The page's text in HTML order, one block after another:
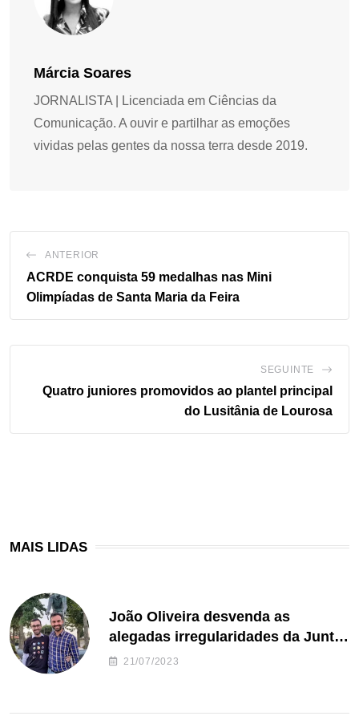
Márcia Soares
JORNALISTA | Licenciada em Ciências da
Comunicação. A ouvir e partilhar as emoções
vividas pelas gentes da nossa terra desde 2019.
ANTERIOR
ACRDE conquista 59 medalhas nas Mini
Olimpíadas de Santa Maria da Feira
SEGUINTE
Quatro juniores promovidos ao plantel principal
do Lusitânia de Lourosa
MAIS LIDAS
João Oliveira desvenda as
alegadas irregularidades da Junta
de Freguesia S. João de Ver
21/07/2023